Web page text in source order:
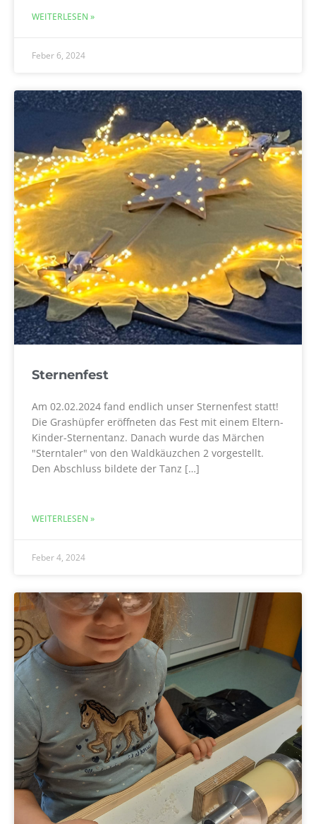
WEITERLESEN »
Feber 6, 2024
Sternenfest
Am 02.02.2024 fand endlich unser Sternenfest statt!
Die Grashüpfer eröffneten das Fest mit einem Eltern-
Kinder-Sternentanz. Danach wurde das Märchen
"Sterntaler" von den Waldkäuzchen 2 vorgestellt.
Den Abschluss bildete der Tanz […]
WEITERLESEN »
Feber 4, 2024